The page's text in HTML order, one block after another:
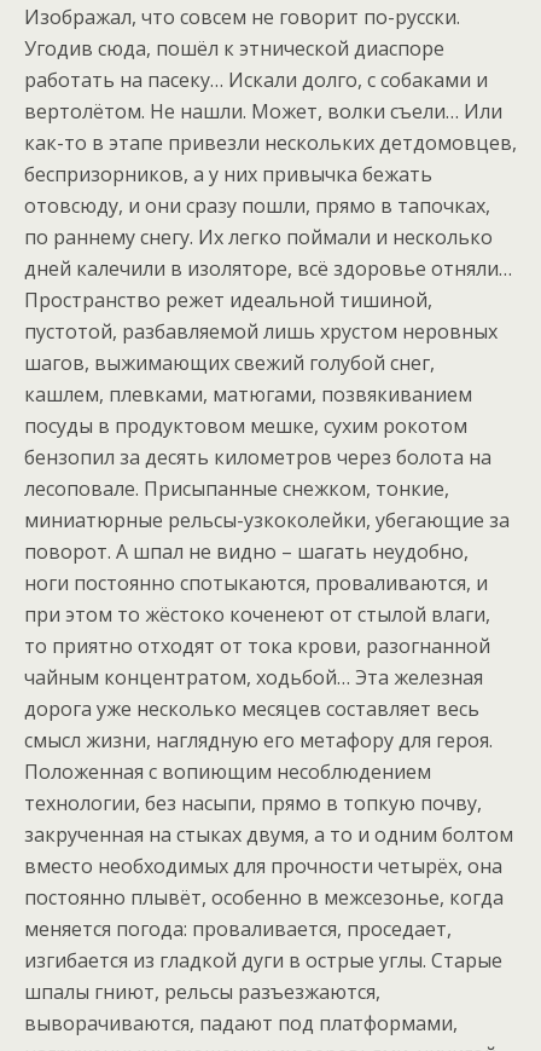
Изображал, что совсем не говорит по-русски.
Угодив сюда, пошёл к этнической диаспоре
работать на пасеку… Искали долго, с собаками и
вертолётом. Не нашли. Может, волки съели… Или
как-то в этапе привезли нескольких детдомовцев,
беспризорников, а у них привычка бежать
отовсюду, и они сразу пошли, прямо в тапочках,
по раннему снегу. Их легко поймали и несколько
дней калечили в изоляторе, всё здоровье отняли…
Пространство режет идеальной тишиной,
пустотой, разбавляемой лишь хрустом неровных
шагов, выжимающих свежий голубой снег,
кашлем, плевками, матюгами, позвякиванием
посуды в продуктовом мешке, сухим рокотом
бензопил за десять километров через болота на
лесоповале. Присыпанные снежком, тонкие,
миниатюрные рельсы-узкоколейки, убегающие за
поворот. А шпал не видно – шагать неудобно,
ноги постоянно спотыкаются, проваливаются, и
при этом то жёстоко коченеют от стылой влаги,
то приятно отходят от тока крови, разогнанной
чайным концентратом, ходьбой… Эта железная
дорога уже несколько месяцев составляет весь
смысл жизни, наглядную его метафору для героя.
Положенная с вопиющим несоблюдением
технологии, без насыпи, прямо в топкую почву,
закрученная на стыках двумя, а то и одним болтом
вместо необходимых для прочности четырёх, она
постоянно плывёт, особенно в межсезонье, когда
меняется погода: проваливается, проседает,
изгибается из гладкой дуги в острые углы. Старые
шпалы гниют, рельсы разъезжаются,
выворачиваются, падают под платформами,